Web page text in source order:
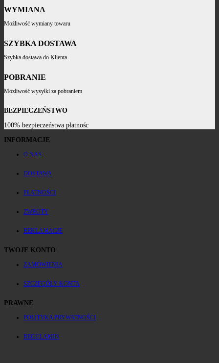
WYMIANA
Możliwość wymiany towaru
SZYBKA DOSTAWA
Szybka dostawa do Klienta
POBRANIE
Mozliwość wysyłki za pobraniem
BEZPIECZEŃSTWO
100% bezpieczeństwa płatnośc
INFORMACJE
O NAS
DOSTAWA
PŁATNOŚCI
ZWROTY
REKLAMACJE
TWOJE KONTO
ZAMÓWIENIA
SZCZEGÓŁY KONTA
PRAWNE
POLITYKA PRYWATNOŚCI
REGULAMIN